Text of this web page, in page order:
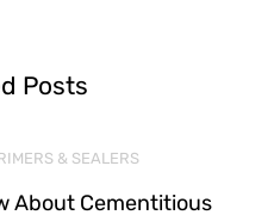
Posts
& SEALERS
About Cementitious